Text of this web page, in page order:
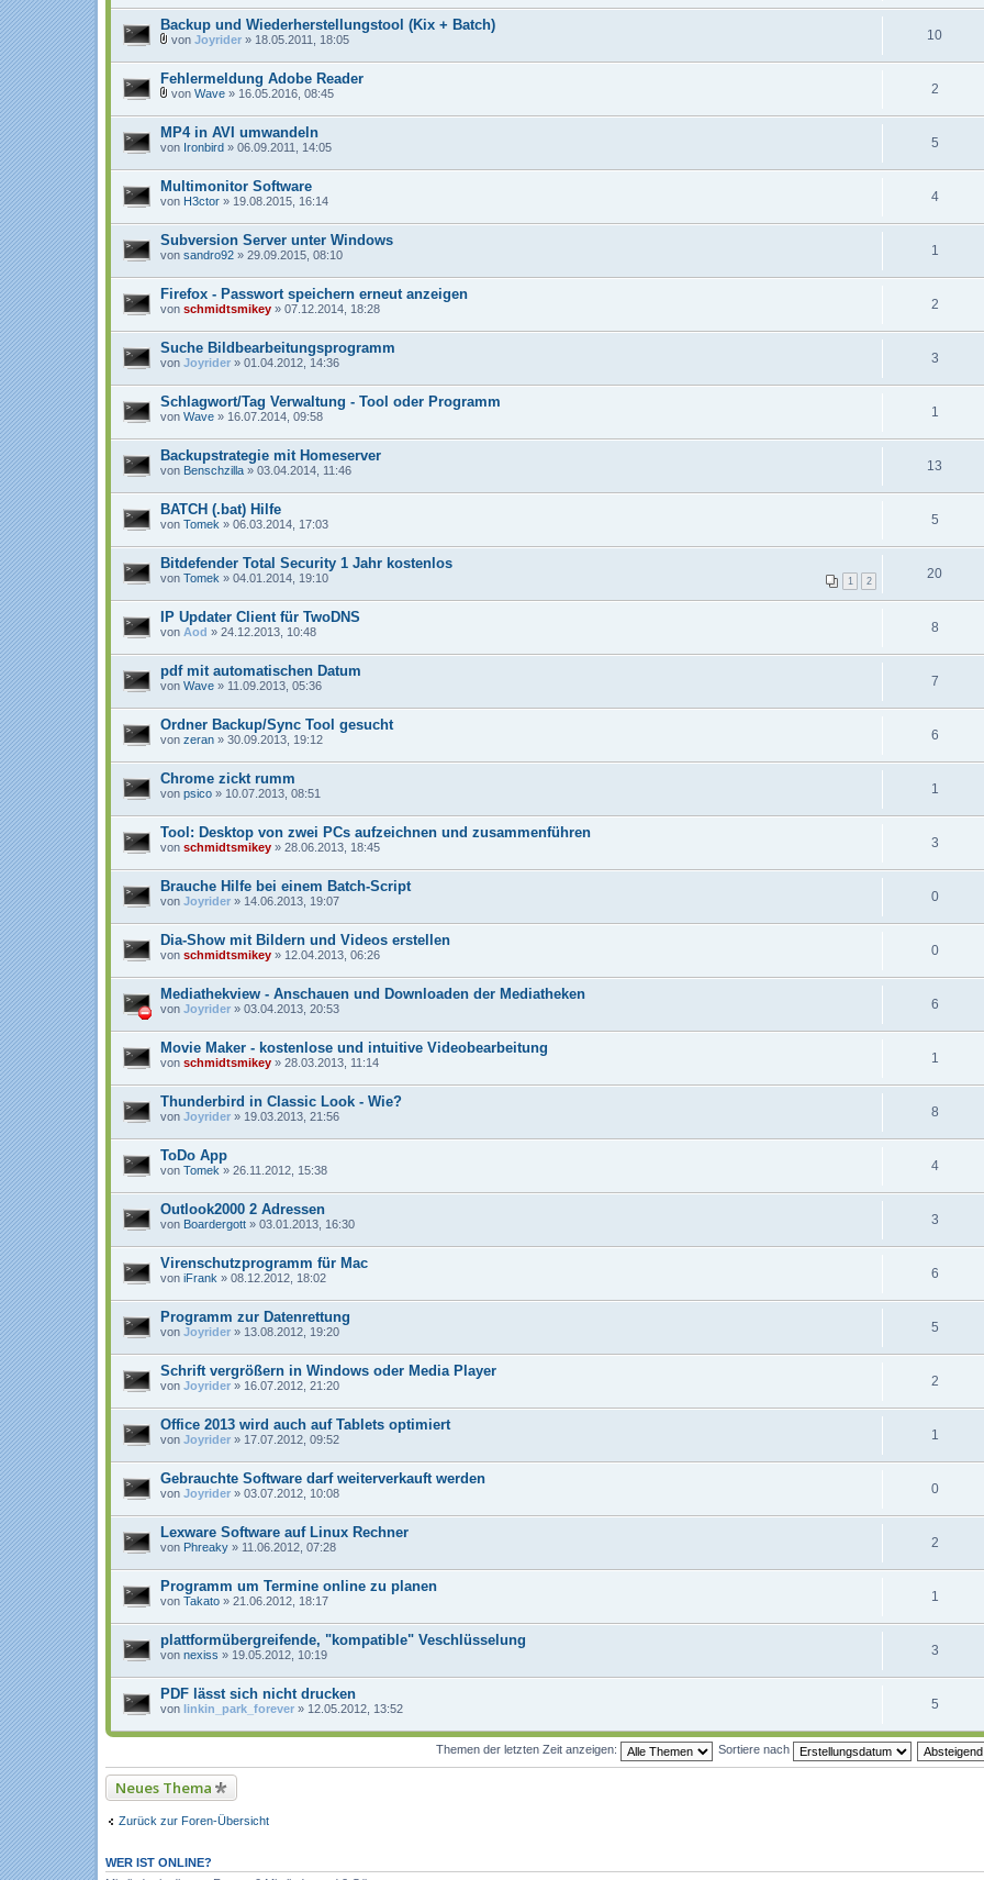
a
n
h
a
n
g
Backup und Wiederherstellungstool (Kix + Batch)
a
t
e
a
n
h
a
n
g
von Joyrider » 18.05.2011, 18:05 10
Fehlermeldung Adobe Reader
a
t
e
a
n
h
a
n
g
von Wave » 16.05.2016, 08:45 2
MP4 in AVI umwandeln
von Ironbird » 06.09.2011, 14:05 5
Multimonitor Software
von H3ctor » 19.08.2015, 16:14 4
Subversion Server unter Windows
von sandro92 » 29.09.2015, 08:10 1
Firefox - Passwort speichern erneut anzeigen
von schmidtsmikey » 07.12.2014, 18:28 2
Suche Bildbearbeitungsprogramm
von Joyrider » 01.04.2012, 14:36 3
Schlagwort/Tag Verwaltung - Tool oder Programm
von Wave » 16.07.2014, 09:58 1
Backupstrategie mit Homeserver
von Benschzilla » 03.04.2014, 11:46 13
BATCH (.bat) Hilfe
von Tomek » 06.03.2014, 17:03 5
Bitdefender Total Security 1 Jahr kostenlos
1 2
von Tomek » 04.01.2014, 19:10 20
IP Updater Client für TwoDNS
von Aod » 24.12.2013, 10:48 8
pdf mit automatischen Datum
von Wave » 11.09.2013, 05:36 7
Ordner Backup/Sync Tool gesucht
von zeran » 30.09.2013, 19:12 6
Chrome zickt rumm
von psico » 10.07.2013, 08:51 1
Tool: Desktop von zwei PCs aufzeichnen und zusammenführen
von schmidtsmikey » 28.06.2013, 18:45 3
Brauche Hilfe bei einem Batch-Script
von Joyrider » 14.06.2013, 19:07 0
Dia-Show mit Bildern und Videos erstellen
von schmidtsmikey » 12.04.2013, 06:26 0
Mediathekview - Anschauen und Downloaden der Mediatheken
von Joyrider » 03.04.2013, 20:53 6
Movie Maker - kostenlose und intuitive Videobearbeitung
von schmidtsmikey » 28.03.2013, 11:14 1
Thunderbird in Classic Look - Wie?
von Joyrider » 19.03.2013, 21:56 8
ToDo App
von Tomek » 26.11.2012, 15:38 4
Outlook2000 2 Adressen
von Boardergott » 03.01.2013, 16:30 3
Virenschutzprogramm für Mac
von iFrank » 08.12.2012, 18:02 6
Programm zur Datenrettung
von Joyrider » 13.08.2012, 19:20 5
Schrift vergrößern in Windows oder Media Player
von Joyrider » 16.07.2012, 21:20 2
Office 2013 wird auch auf Tablets optimiert
von Joyrider » 17.07.2012, 09:52 1
Gebrauchte Software darf weiterverkauft werden
von Joyrider » 03.07.2012, 10:08 0
Lexware Software auf Linux Rechner
von Phreaky » 11.06.2012, 07:28 2
Programm um Termine online zu planen
von Takato » 21.06.2012, 18:17 1
plattformübergreifende, "kompatible" Veschlüsselung
von nexiss » 19.05.2012, 10:19 3
PDF lässt sich nicht drucken
von linkin_park_forever » 12.05.2012, 13:52 5
Themen der letzten Zeit anzeigen: Sortiere nach
Neues Thema
Zurück zur Foren-Übersicht
WER IST ONLINE?